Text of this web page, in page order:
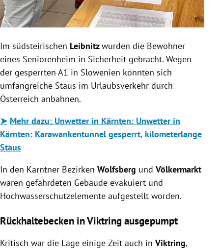
Im südsteirischen Leibnitzwurden die Bewohner
eines Seniorenheim in Sicherheit gebracht. Wegen
der gesperrten A1 in Slowenien könnten sich
umfangreiche Staus im Urlaubsverkehr durch
Österreich anbahnen.
➤ Mehr dazu: Unwetter in Kärnten: Unwetter in
Kärnten: Karawankentunnel gesperrt, kilometerlange
Staus
In den Kärntner Bezirken Wolfsberg und Völkermarkt
waren gefährdeten Gebäude evakuiert und
Hochwasserschutzelemente aufgestellt worden.
Rückhaltebecken in Viktring ausgepumpt
Kritisch war die Lage einige Zeit auch in Viktring,